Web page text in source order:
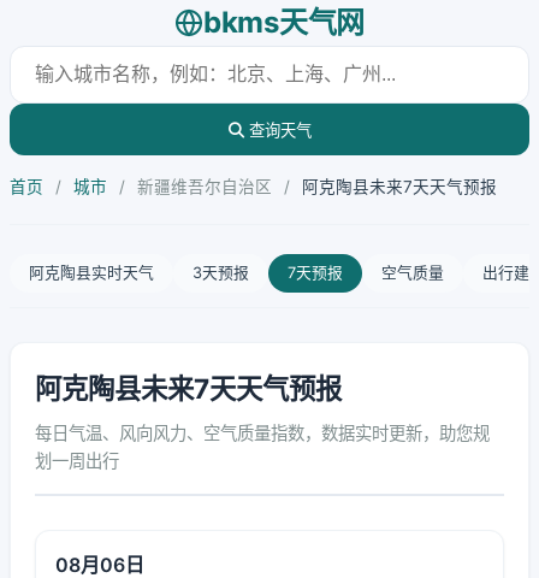
bkms天气网
查询天气
首页 / 城市 / 新疆维吾尔自治区 / 阿克陶县未来7天天气预报
阿克陶县实时天气 3天预报 7天预报 空气质量 出行建
阿克陶县未来7天天气预报
每日气温、风向风力、空气质量指数，数据实时更新，助您规
划一周出行
08月06日